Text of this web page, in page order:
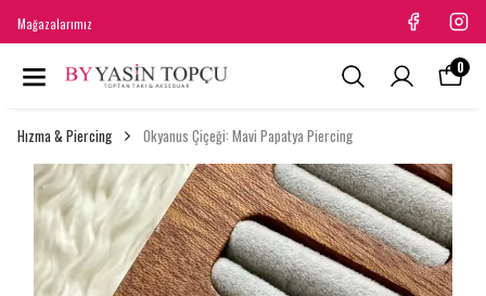
Mağazalarımız
0
Hızma & Piercing Okyanus Çiçeği: Mavi Papatya Piercing